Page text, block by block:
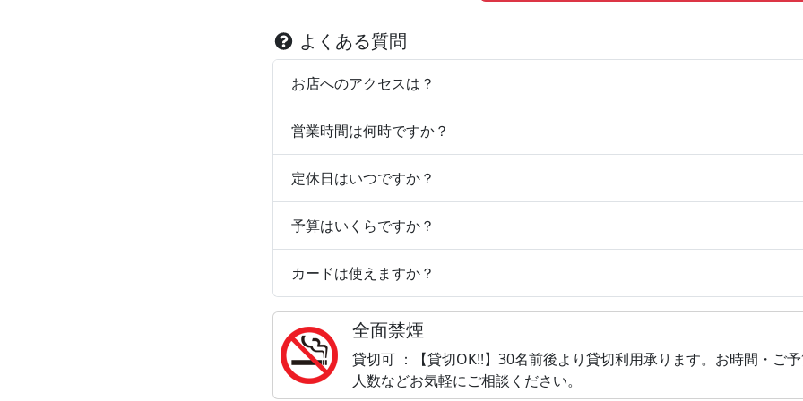
よくある質問
お店へのアクセスは？
営業時間は何時ですか？
定休日はいつですか？
予算はいくらですか？
カードは使えますか？
全面禁煙
貸切可 ：【貸切OK!!】30名前後より貸切利用承ります。お時間・ご
人数などお気軽にご相談ください。